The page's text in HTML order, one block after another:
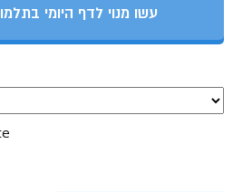
עשו מנוי לדף היומי